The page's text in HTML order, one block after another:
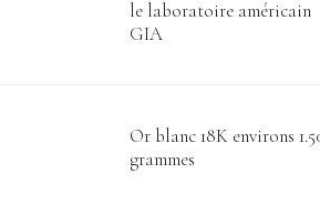
le laboratoire américain
GIA
Or blanc 18K environs
grammes